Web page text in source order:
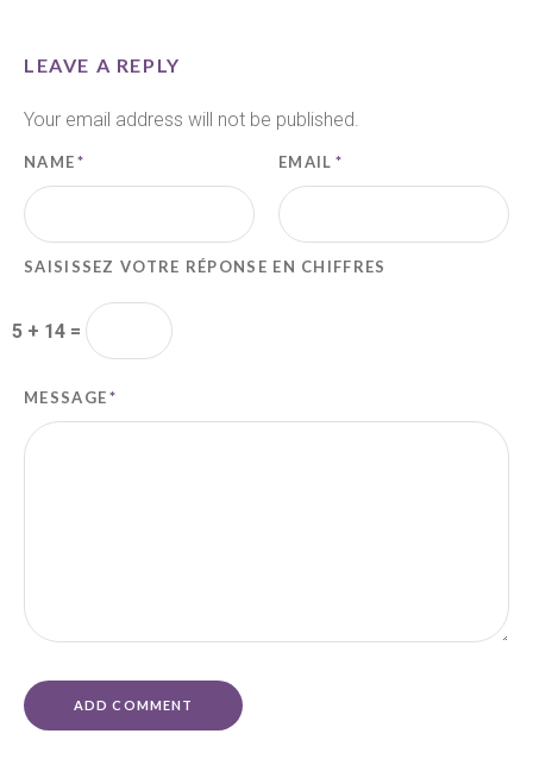
LEAVE A REPLY
Your email address will not be published.
NAME * EMAIL *
SAISISSEZ VOTRE RÉPONSE EN CHIFFRES
5 + 14 =
MESSAGE*